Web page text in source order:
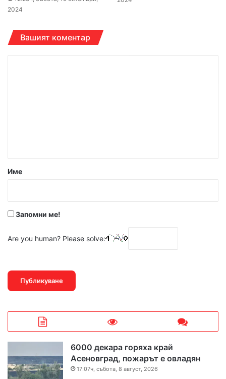
2024
Вашият коментар
р
Име
Запомни ме!
Are you human? Please solve:
6000 декара горяха край
Асеновград, пожарът е овладян
17:07ч, събота, 8 август, 2026